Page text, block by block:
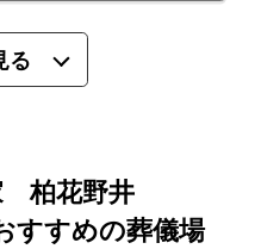
る
柏花野井
すすめの葬儀場